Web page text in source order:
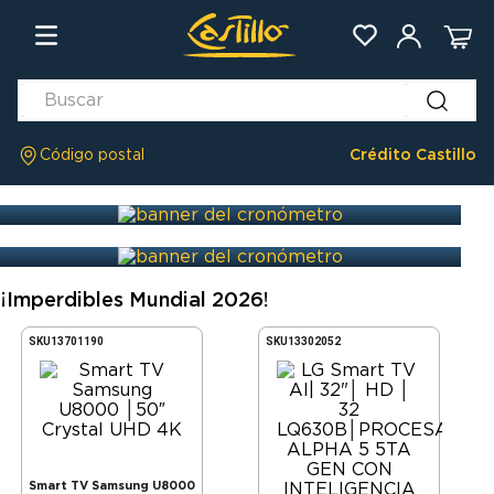
Código postal Crédito Castillo
¡Imperdibles Mundial 2026!
SKU13701190
Smart TV Samsung U8000
SKU13302052